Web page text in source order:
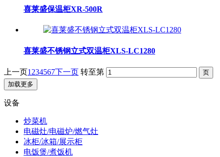
喜莱盛保温柜XR-500R
喜莱盛不锈钢立式双温柜XLS-LC1280
上一页1 234567下一页 转至第
加载更多
设备
炒菜机
电磁灶/电磁炉/燃气灶
冰柜/冰箱/展示柜
电饭煲/煮饭机